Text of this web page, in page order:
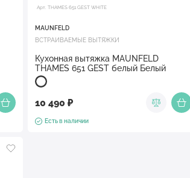
Арт. THAMES 651 GEST WHITE
MAUNFELD
ВСТРАИВАЕМЫЕ ВЫТЯЖКИ
Кухонная вытяжка MAUNFELD
THAMES 651 GEST белый Белый
10 490 ₽
Есть в наличии